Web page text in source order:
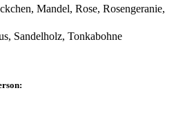
Mandel, Rose, Rosengeranie,
Sandelholz, Tonkabohne